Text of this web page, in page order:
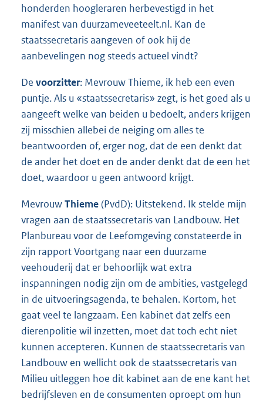
honderden hoogleraren herbevestigd in het
manifest van duurzameveeteelt.nl. Kan de
staatssecretaris aangeven of ook hij de
aanbevelingen nog steeds actueel vindt?
De voorzitter: Mevrouw Thieme, ik heb een even
puntje. Als u «staatssecretaris» zegt, is het goed als u
aangeeft welke van beiden u bedoelt, anders krijgen
zij misschien allebei de neiging om alles te
beantwoorden of, erger nog, dat de een denkt dat
de ander het doet en de ander denkt dat de een het
doet, waardoor u geen antwoord krijgt.
MevrouwThieme(PvdD): Uitstekend. Ik stelde mijn
vragen aan de staatssecretaris van Landbouw. Het
Planbureau voor de Leefomgeving constateerde in
zijn rapport Voortgang naar een duurzame
veehouderij dat er behoorlijk wat extra
inspanningen nodig zijn om de ambities, vastgelegd
in de uitvoeringsagenda, te behalen. Kortom, het
gaat veel te langzaam. Een kabinet dat zelfs een
dierenpolitie wil inzetten, moet dat toch echt niet
kunnen accepteren. Kunnen de staatssecretaris van
Landbouw en wellicht ook de staatssecretaris van
Milieu uitleggen hoe dit kabinet aan de ene kant het
bedrijfsleven en de consumenten oproept om hun